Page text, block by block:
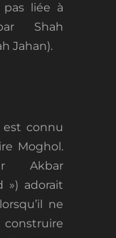
pas liée à
Shah
Jahan).
est connu
Moghol.
Akbar
») adorait
ne